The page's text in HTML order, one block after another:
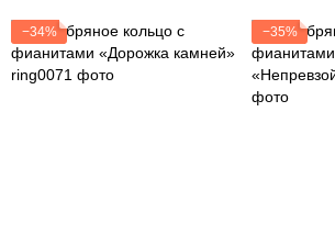
−34% −35%